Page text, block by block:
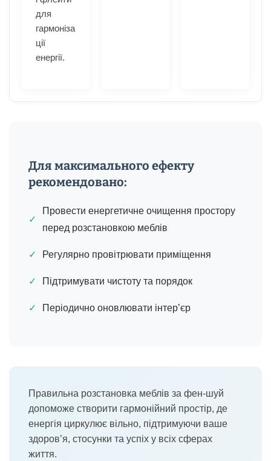
для
гармоніза
ції
енергії.
Для максимального ефекту
рекомендовано:
✓
Провести енергетичне очищення простору
перед розстановкою меблів
✓ Регулярно провітрювати приміщення
✓ Підтримувати чистоту та порядок
✓ Періодично оновлювати інтер’єр
Правильна розстановка меблів за фен-шуй
допоможе створити гармонійний простір, де
енергія циркулює вільно, підтримуючи ваше
здоров’я, стосунки та успіх у всіх сферах
життя.